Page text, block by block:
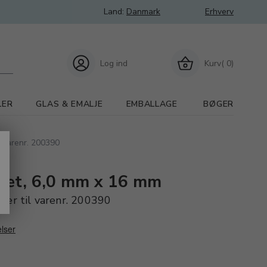
Land: Danmark Erhverv
Kurv( 0)
Log ind
GLAS & EMALJE EMBALLAGE BØGER
varenr. 200390
6,0 mm x 16 mm
til varenr. 200390